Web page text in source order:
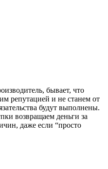
бывает, что
репутацией и не станем от
будут выполнены.
возвращаем деньги за
даже если “просто